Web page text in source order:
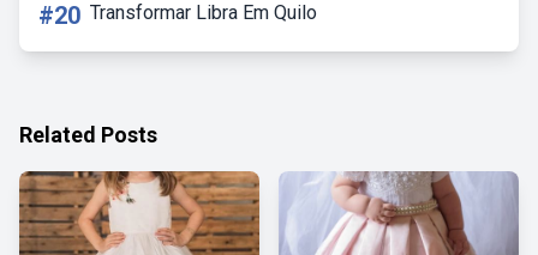
#20 Transformar Libra Em Quilo
Related Posts